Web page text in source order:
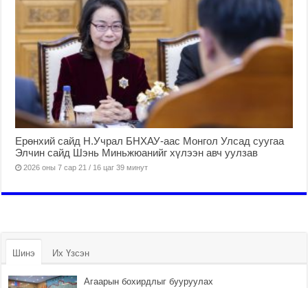
Ерөнхий сайд Н.Учрал БНХАУ-аас Монгол Улсад суугаа
Элчин сайд Шэнь Миньжюанийг хүлээн авч уулзав
2026 оны 7 сар 21 / 16 цаг 39 минут
Шинэ Их Үзсэн
Агаарын бохирдлыг бууруулах